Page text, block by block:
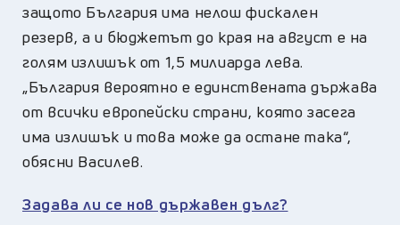
защото България има нелош фискален
резерв, а и бюджетът до края на август е на
голям излишък от 1,5 милиарда лева.
„България вероятно е единствената държава
от всички европейски страни, която засега
има излишък и това може да остане така“,
обясни Василев.
Задава ли се нов държавен дълг?